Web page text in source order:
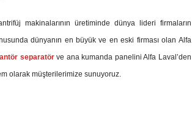
makinalarının üretiminde dünya lideri firmaların
dünyanın en büyük ve en eski firması olan Alfa
separatörve ana kumanda panelini Alfa Laval’den
olarak müşterilerimize sunuyoruz.